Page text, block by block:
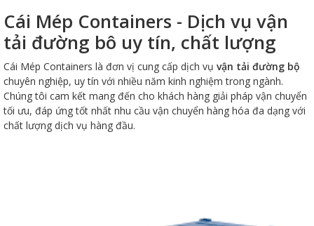
Cái Mép Containers - Dịch vụ vận
tải đường bô uy tín, chất lượng
Cái Mép Containers là đơn vị cung cấp dịch vụ vận tải đường bộ
chuyên nghiệp, uy tín với nhiều năm kinh nghiệm trong ngành.
Chúng tôi cam kết mang đến cho khách hàng giải pháp vận chuyển
tối ưu, đáp ứng tốt nhất nhu cầu vận chuyển hàng hóa đa dạng với
chất lượng dịch vụ hàng đầu.